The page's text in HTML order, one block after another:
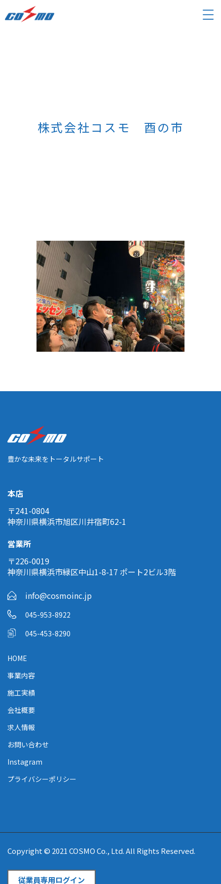
株式会社コスモ 酉の市
豊かな未来をトータルサポート
本店
〒241-0804
神奈川県横浜市旭区川井宿町62-1
営業所
〒226-0019
神奈川県横浜市緑区中山1-8-17 ポート2ビル3階
info@cosmoinc.jp
045-953-8922
045-453-8290
HOME
事業内容
施工実績
会社概要
求人情報
お問い合わせ
Instagram
プライバシーポリシー
Copyright © 2021 COSMO Co., Ltd. All Rights Reserved.
従業員専用ログイン